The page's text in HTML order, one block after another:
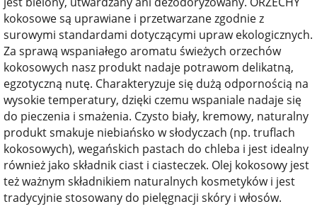
kokosowe są uprawiane i przetwarzane zgodnie z
surowymi standardami dotyczącymi upraw ekologicznych.
Za sprawą wspaniałego aromatu świeżych orzechów
kokosowych nasz produkt nadaje potrawom delikatną,
egzotyczną nutę. Charakteryzuje się dużą odpornością na
wysokie temperatury, dzięki czemu wspaniale nadaje się
do pieczenia i smażenia. Czysto biały, kremowy, naturalny
produkt smakuje niebiańsko w słodyczach (np. truflach
kokosowych), wegańskich pastach do chleba i jest idealny
również jako składnik ciast i ciasteczek. Olej kokosowy jest
też ważnym składnikiem naturalnych kosmetyków i jest
tradycyjnie stosowany do pielęgnacji skóry i włosów.